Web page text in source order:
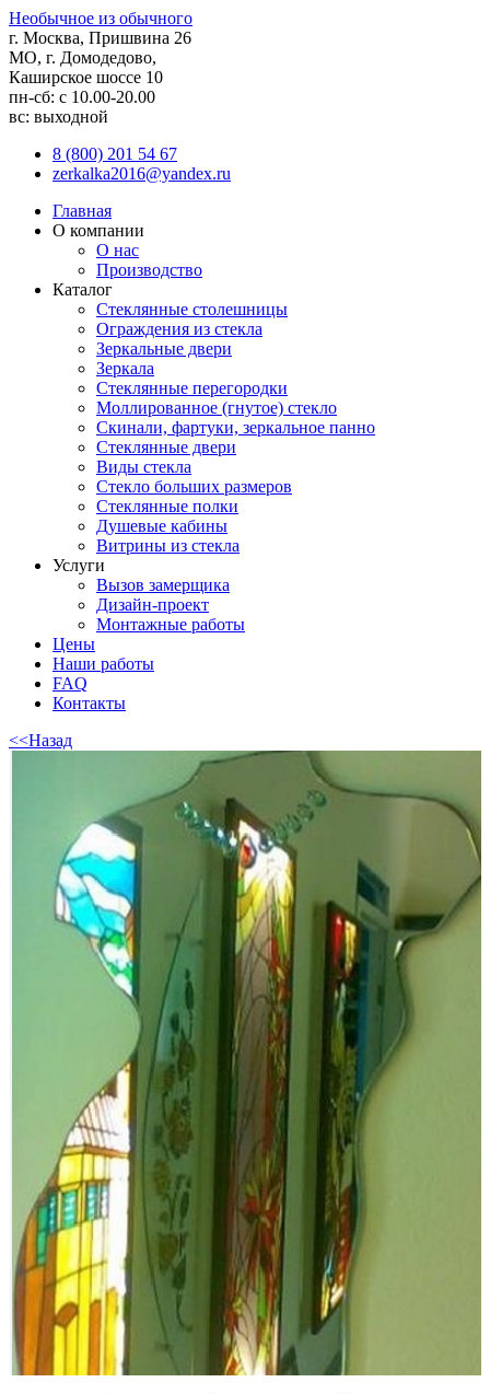
Необычное из обычного
г. Москва, Пришвина 26
МО, г. Домодедово,
Каширское шоссе 10
пн-сб: с 10.00-20.00
вс: выходной
8 (800) 201 54 67
zerkalka2016@yandex.ru
Главная
О компании
О нас
Производство
Каталог
Стеклянные столешницы
Ограждения из стекла
Зеркальные двери
Зеркала
Стеклянные перегородки
Моллированное (гнутое) стекло
Скинали, фартуки, зеркальное панно
Стеклянные двери
Виды стекла
Стекло больших размеров
Стеклянные полки
Душевые кабины
Витрины из стекла
Услуги
Вызов замерщика
Дизайн-проект
Монтажные работы
Цены
Наши работы
FAQ
Контакты
<<Назад